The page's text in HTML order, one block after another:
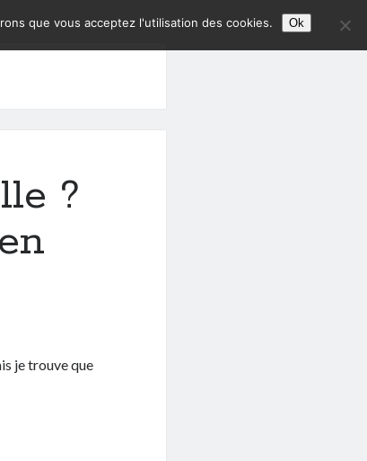
?
je trouve que
que vous acceptez l'utilisation des cookies. Ok